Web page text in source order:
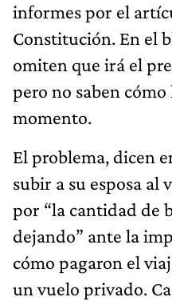
informes por el
Constitución. En el
omiten que irá el
pero no saben
momento.
El problema, dicen
subir a su esposa al
por “la cantidad de
dejando” ante la
cómo pagaron el
un vuelo privado.